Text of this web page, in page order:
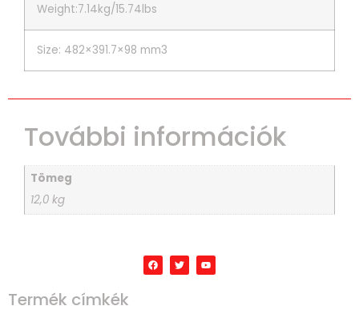
Weight:7.14kg/15.74lbs
Size: 482×391.7×98 mm3
További információk
Tömeg
12,0 kg
Termék címkék